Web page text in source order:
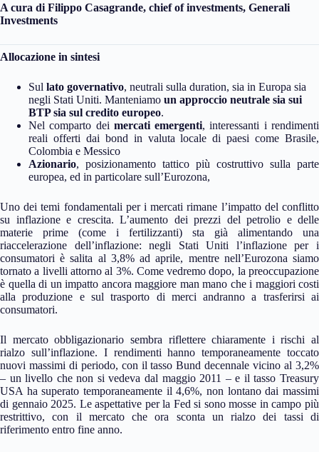
A cura di Filippo Casagrande, chief of investments, Generali
Investments
Allocazione in sintesi
Sul lato governativo, neutrali sulla duration, sia in Europa sia
negli Stati Uniti. Manteniamo un approccio neutrale sia sui
BTP sia sul credito europeo.
Nel comparto dei mercati emergenti, interessanti i rendimenti
reali offerti dai bond in valuta locale di paesi come Brasile,
Colombia e Messico
Azionario, posizionamento tattico più costruttivo sulla parte
europea, ed in particolare sull’Eurozona,
Uno dei temi fondamentali per i mercati rimane l’impatto del conflitto
su inflazione e crescita. L’aumento dei prezzi del petrolio e delle
materie prime (come i fertilizzanti) sta già alimentando una
riaccelerazione dell’inflazione: negli Stati Uniti l’inflazione per i
consumatori è salita al 3,8% ad aprile, mentre nell’Eurozona siamo
tornato a livelli attorno al 3%. Come vedremo dopo, la preoccupazione
è quella di un impatto ancora maggiore man mano che i maggiori costi
alla produzione e sul trasporto di merci andranno a trasferirsi ai
consumatori.
Il mercato obbligazionario sembra riflettere chiaramente i rischi al
rialzo sull’inflazione. I rendimenti hanno temporaneamente toccato
nuovi massimi di periodo, con il tasso Bund decennale vicino al 3,2%
– un livello che non si vedeva dal maggio 2011 – e il tasso Treasury
USA ha superato temporaneamente il 4,6%, non lontano dai massimi
di gennaio 2025. Le aspettative per la Fed si sono mosse in campo più
restrittivo, con il mercato che ora sconta un rialzo dei tassi di
riferimento entro fine anno.